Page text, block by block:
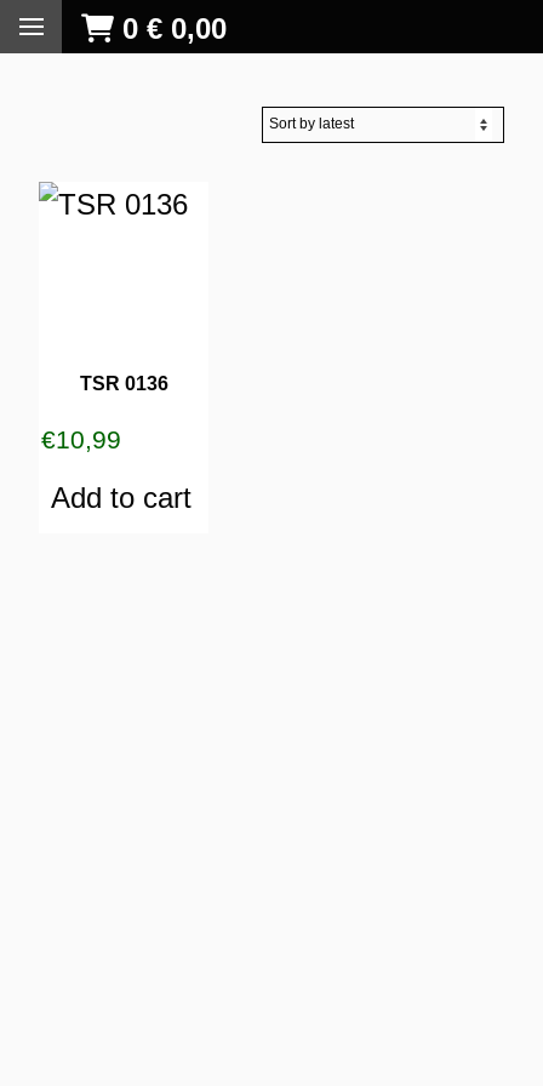
0 € 0,00
TSR 0136
€10,99
Add to cart